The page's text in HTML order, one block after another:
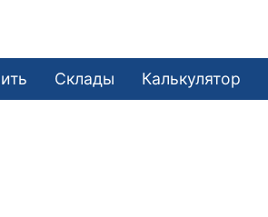
Склады Калькулятор